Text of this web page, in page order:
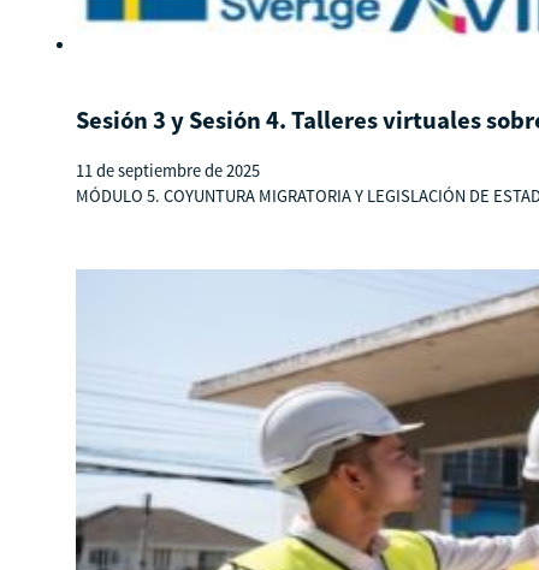
Sesión 3 y Sesión 4. Talleres virtuales
11 de septiembre de 2025
MÓDULO 5. COYUNTURA MIGRATORIA Y LEGISLACIÓN DE